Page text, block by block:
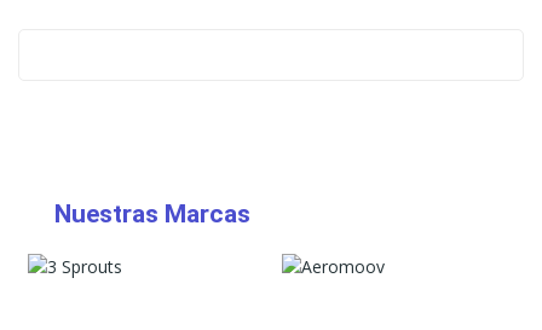
Nuestras Marcas